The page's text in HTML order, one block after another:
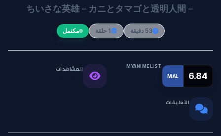
ちいさな英雄－カニとタマゴと透明人間－
53 دقيقة 1 حلقة مكتمل
MAL 6.84
MYANIMELIST المشاهدات
التعليقات